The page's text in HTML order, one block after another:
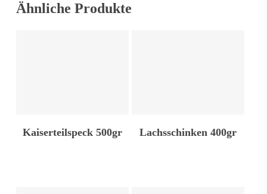
Ähnliche Produkte
Weiterlesen
Kaiserteilspeck 500gr
Weiterlesen
Lachsschinken 400gr